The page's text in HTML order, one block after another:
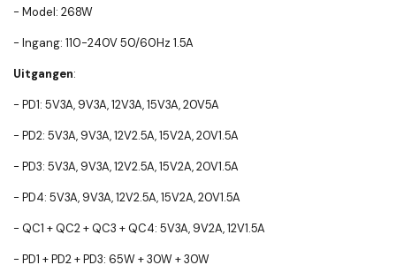
- Model: 268W
- Ingang: 110-240V 50/60Hz 1.5A
Uitgangen:
- PD1: 5V3A, 9V3A, 12V3A, 15V3A, 20V5A
- PD2: 5V3A, 9V3A, 12V2.5A, 15V2A, 20V1.5A
- PD3: 5V3A, 9V3A, 12V2.5A, 15V2A, 20V1.5A
- PD4: 5V3A, 9V3A, 12V2.5A, 15V2A, 20V1.5A
- QC1 + QC2 + QC3 + QC4: 5V3A, 9V2A, 12V1.5A
- PD1 + PD2 + PD3: 65W + 30W + 30W